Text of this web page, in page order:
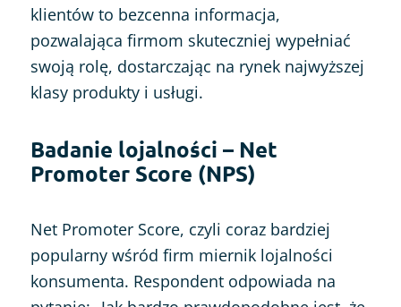
klientów to bezcenna informacja,
pozwalająca firmom skuteczniej wypełniać
swoją rolę, dostarczając na rynek najwyższej
klasy produkty i usługi.
Badanie lojalności – Net
Promoter Score (NPS)
Net Promoter Score, czyli coraz bardziej
popularny wśród firm miernik lojalności
konsumenta. Respondent odpowiada na